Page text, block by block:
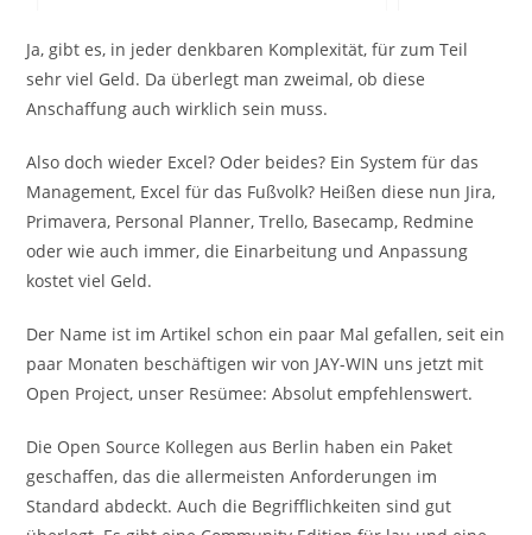
Ja, gibt es, in jeder denkbaren Komplexität, für zum Teil
sehr viel Geld. Da überlegt man zweimal, ob diese
Anschaffung auch wirklich sein muss.
Also doch wieder Excel? Oder beides? Ein System für das
Management, Excel für das Fußvolk? Heißen diese nun Jira,
Primavera, Personal Planner, Trello, Basecamp, Redmine
oder wie auch immer, die Einarbeitung und Anpassung
kostet viel Geld.
Der Name ist im Artikel schon ein paar Mal gefallen, seit ein
paar Monaten beschäftigen wir von JAY-WIN uns jetzt mit
Open Project, unser Resümee: Absolut empfehlenswert.
Die Open Source Kollegen aus Berlin haben ein Paket
geschaffen, das die allermeisten Anforderungen im
Standard abdeckt. Auch die Begrifflichkeiten sind gut